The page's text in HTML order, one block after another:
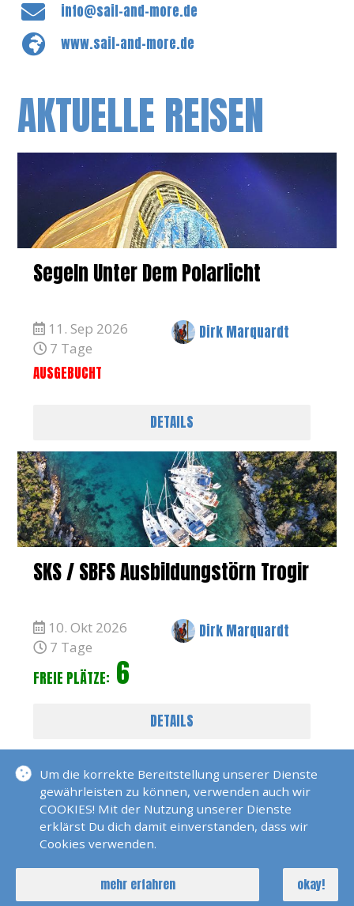
info@sail-and-more.de
www.sail-and-more.de
AKTUELLE REISEN
Segeln Unter Dem Polarlicht
11. Sep 2026
7 Tage
Dirk Marquardt
AUSGEBUCHT
DETAILS
SKS / SBFS Ausbildungstörn Trogir
10. Okt 2026
7 Tage
Dirk Marquardt
FREIE PLÄTZE: 6
DETAILS
Skippertraining Und Meilentörn
Teneriffa
Um die korrekte Bereitstellung unserer Dienste
gewährleisten zu können, verwenden auch wir
COOKIES! Mit der Nutzung unserer Dienste
erklärst Du dich damit einverstanden, dass wir
Cookies verwenden.
mehr erfahren okay!